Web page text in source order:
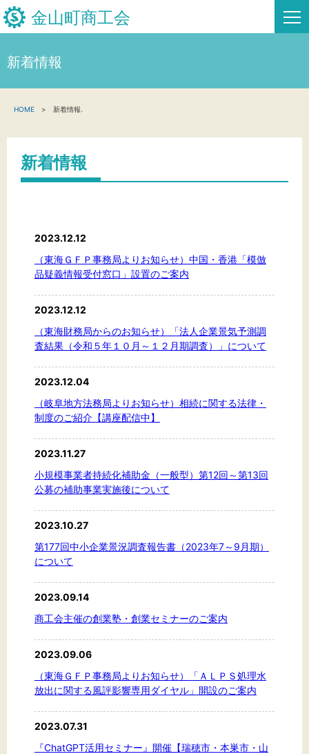
金山町商工会
関係機関の方へ
お問い合わせ
文字サイズ
背景色
新着情報
HOME 新着情報.
新着情報
2023.12.12
（東海ＧＦＰ事務局よりお知らせ）中国・香港「模倣
品疑義情報受付窓口」設置のご案内
2023.12.12
（東海財務局からのお知らせ）「法人企業景気予測調
査結果（令和５年１０月～１２月期調査）」について
2023.12.04
（岐阜地方法務局よりお知らせ）相続に関する法律・
制度のご紹介【講座配信中】
2023.11.27
小規模事業者持続化補助金（一般型）第12回～第13回
公募の補助事業実施後について
2023.10.27
第177回中小企業景況調査報告書（2023年7～9月期）
について
2023.09.14
商工会主催の創業塾・創業セミナーのご案内
2023.09.06
（東海ＧＦＰ事務局よりお知らせ）「ＡＬＰＳ処理水
放出に関する風評影響専用ダイヤル」開設のご案内
2023.07.31
『ChatGPT活用セミナー』開催【瑞穂市・本巣市・山